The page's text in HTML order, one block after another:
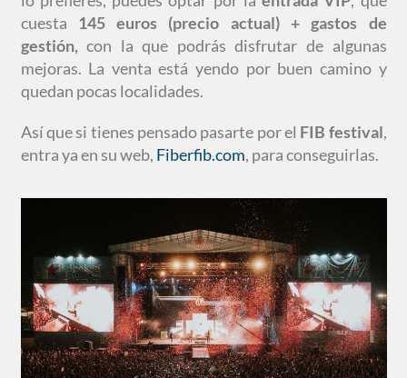
cuesta 145 euros (precio actual) + gastos de
gestión, con la que podrás disfrutar de algunas
mejoras. La venta está yendo por buen camino y
quedan pocas localidades.
Así que si tienes pensado pasarte por el FIB festival,
entra ya en su web, Fiberfib.com, para conseguirlas.